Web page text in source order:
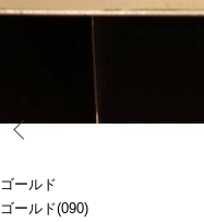
ゴールド
ゴールド(090)